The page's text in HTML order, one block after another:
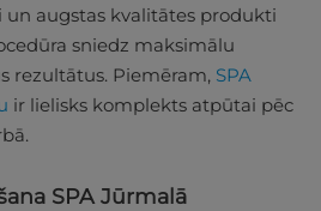
un augstas kvalitātes produkti
sniedz maksimālu
rezultātus. Piemēram, SPA
ir lielisks komplekts atpūtai pēc
SPA Jūrmalā